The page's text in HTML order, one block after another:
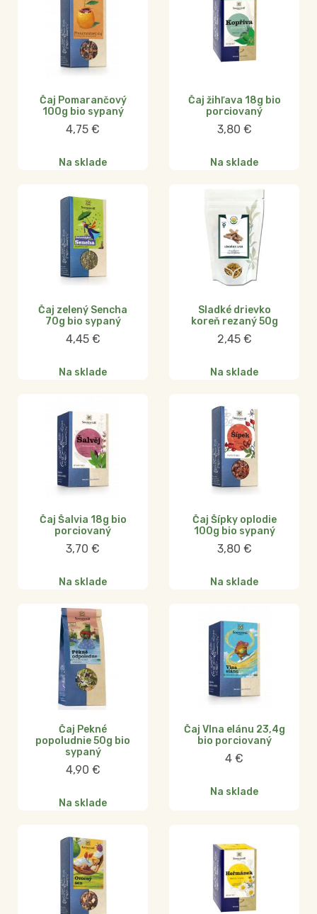
Čaj Pomarančový
100g bio sypaný
4,75 €
Na sklade
Čaj žihľava 18g bio
porciovaný
3,80 €
Na sklade
Čaj zelený Sencha
70g bio sypaný
4,45 €
Na sklade
Sladké drievko
koreň rezaný 50g
2,45 €
Na sklade
Čaj Šalvia 18g bio
porciovaný
3,70 €
Na sklade
Čaj Šípky oplodie
100g bio sypaný
3,80 €
Na sklade
Čaj Pekné
popoludnie 50g bio
sypaný
4,90 €
Na sklade
Čaj Vlna elánu 23,4g
bio porciovaný
4 €
Na sklade